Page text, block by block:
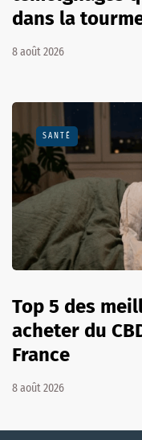
dans la
8 août 2026
SANTÉ
Top 5 des
acheter du
France
8 août 2026